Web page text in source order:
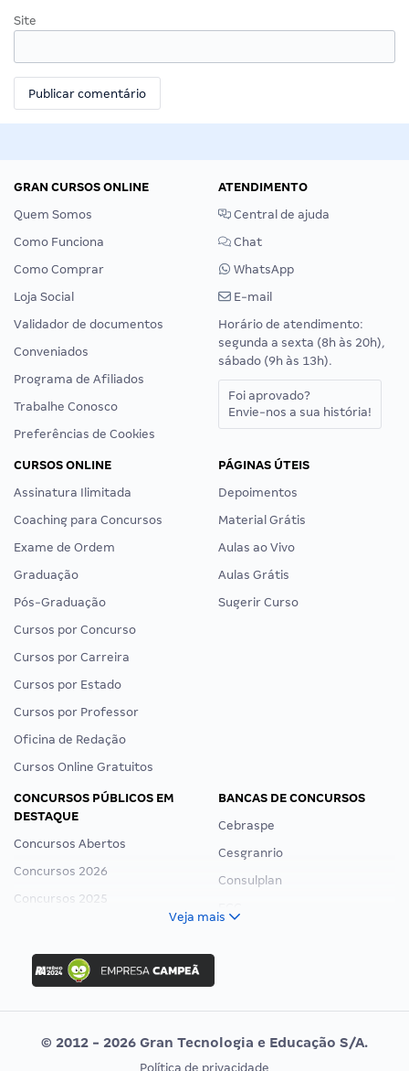
Site
GRAN CURSOS ONLINE
Quem Somos
Como Funciona
Como Comprar
Loja Social
Validador de documentos
Conveniados
Programa de Afiliados
Trabalhe Conosco
Preferências de Cookies
ATENDIMENTO
Central de ajuda
Chat
WhatsApp
E-mail
Horário de atendimento:
segunda a sexta (8h às 20h),
sábado (9h às 13h).
Foi aprovado?
Envie-nos a sua história!
CURSOS ONLINE
Assinatura Ilimitada
Coaching para Concursos
Exame de Ordem
Graduação
Pós-Graduação
Cursos por Concurso
Cursos por Carreira
Cursos por Estado
Cursos por Professor
Oficina de Redação
Cursos Online Gratuitos
PÁGINAS ÚTEIS
Depoimentos
Material Grátis
Aulas ao Vivo
Aulas Grátis
Sugerir Curso
CONCURSOS PÚBLICOS EM
DESTAQUE
Concursos Abertos
Concursos 2026
Concursos 2025
Concurso Ibama
Concurso MPU
Editais publicados
BANCAS DE CONCURSOS
Cebraspe
Cesgranrio
Consulplan
Vunesp
Veja mais
© 2012 - 2026 Gran Tecnologia e Educação S/A.
Política de privacidade